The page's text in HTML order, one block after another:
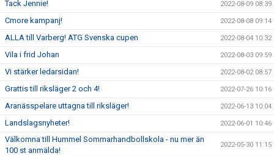
Tack Jennie! 2022-08-09 08:39
Cmore kampanj! 2022-08-08 09:14
ALLA till Varberg! ATG Svenska cupen 2022-08-04 10:32
Vila i frid Johan 2022-08-03 09:59
Vi stärker ledarsidan! 2022-08-02 08:57
Grattis till riksläger 2 och 4! 2022-07-26 10:16
Aranässpelare uttagna till riksläger! 2022-06-13 10:04
Landslagsnyheter! 2022-06-01 10:46
Välkomna till Hummel Sommarhandbollskola - nu mer än
100 st anmälda!
2022-05-30 11:15